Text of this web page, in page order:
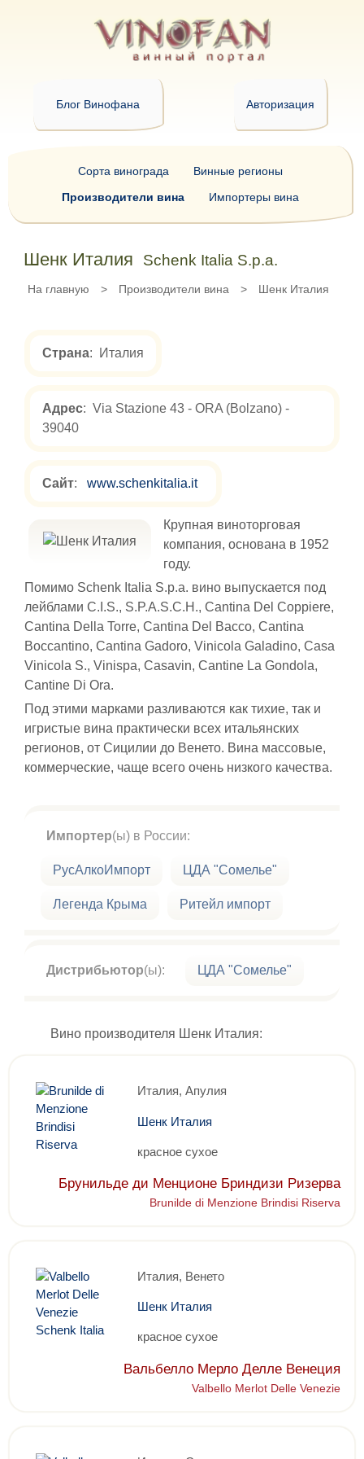
Блог Винофана Авторизация
Шенк Италия Schenk Italia S.p.a.
На главную > Производители вина > Шенк Италия
Страна: Италия
Адрес: Via Stazione 43 - ORA (Bolzano) -
39040
Сайт: www.schenkitalia.it
Крупная виноторговая
компания, основана в 1952
году.
Помимо Schenk Italia S.p.a. вино выпускается под
лейблами C.I.S., S.P.A.S.C.H., Cantina Del Coppiere,
Cantina Della Torre, Cantina Del Bacco, Cantina
Boccantino, Cantina Gadoro, Vinicola Galadino, Casa
Vinicola S., Vinispa, Casavin, Cantine La Gondola,
Cantine Di Ora.
Под этими марками разливаются как тихие, так и
игристые вина практически всех итальянских
регионов, от Сицилии до Венето. Вина массовые,
коммерческие, чаще всего очень низкого качества.
Импортер(ы) в России:
РусАлкоИмпорт ЦДА "Сомелье"
Легенда Крыма Ритейл импорт
Дистрибьютор(ы): ЦДА "Сомелье"
Вино производителя Шенк Италия:
Италия, Апулия
Шенк Италия
красное сухое
Брунильде ди Менционе Бриндизи Ризерва
Brunilde di Menzione Brindisi Riserva
Италия, Венето
Шенк Италия
красное сухое
Вальбелло Мерло Делле Венеция
Valbello Merlot Delle Venezie
Сорта винограда
Винные регионы
Производители вина
Импортеры вина